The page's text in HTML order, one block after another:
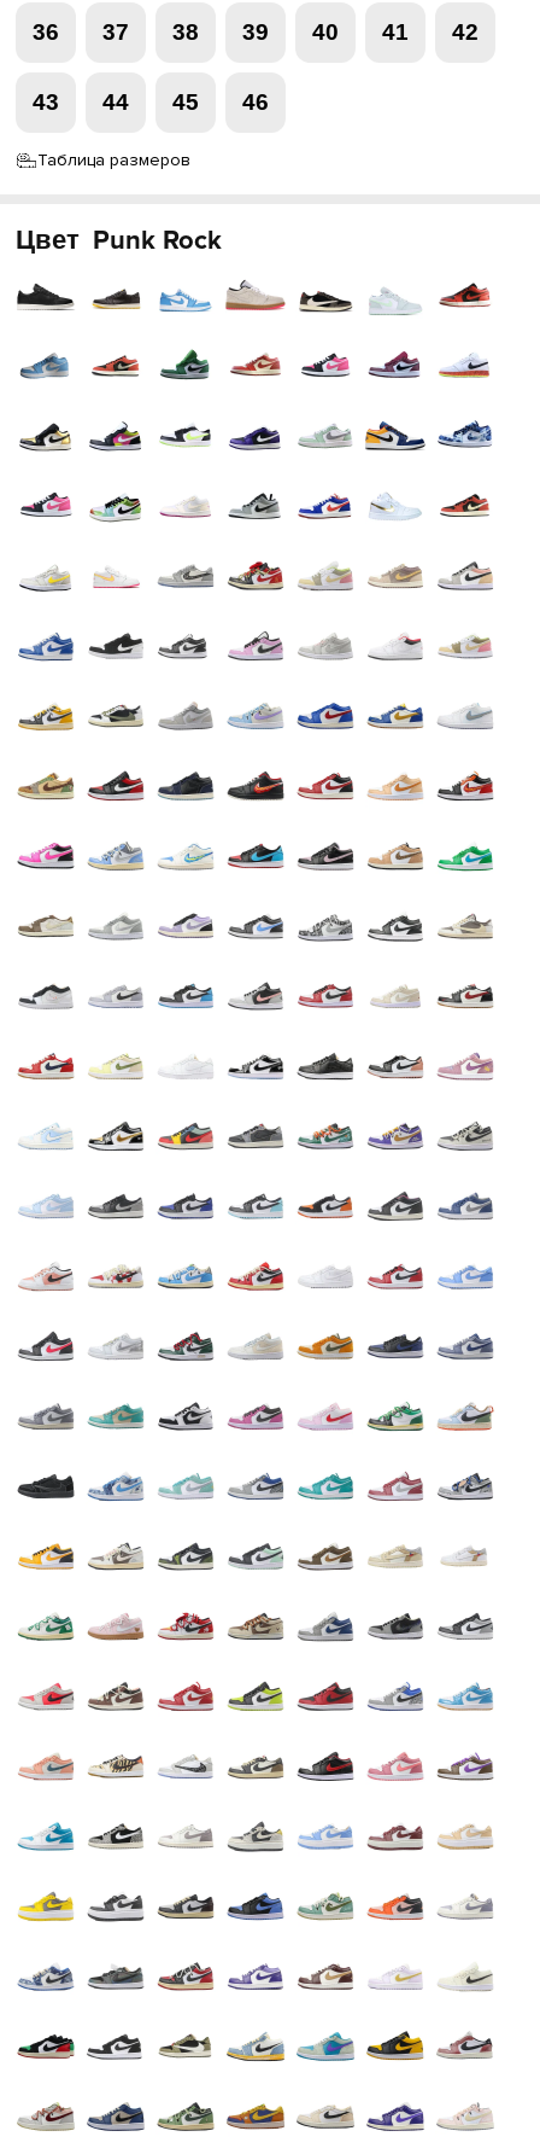
36 37 38 39 40 41 42
43 44 45 46
Таблица размеров
Цвет Punk Rock